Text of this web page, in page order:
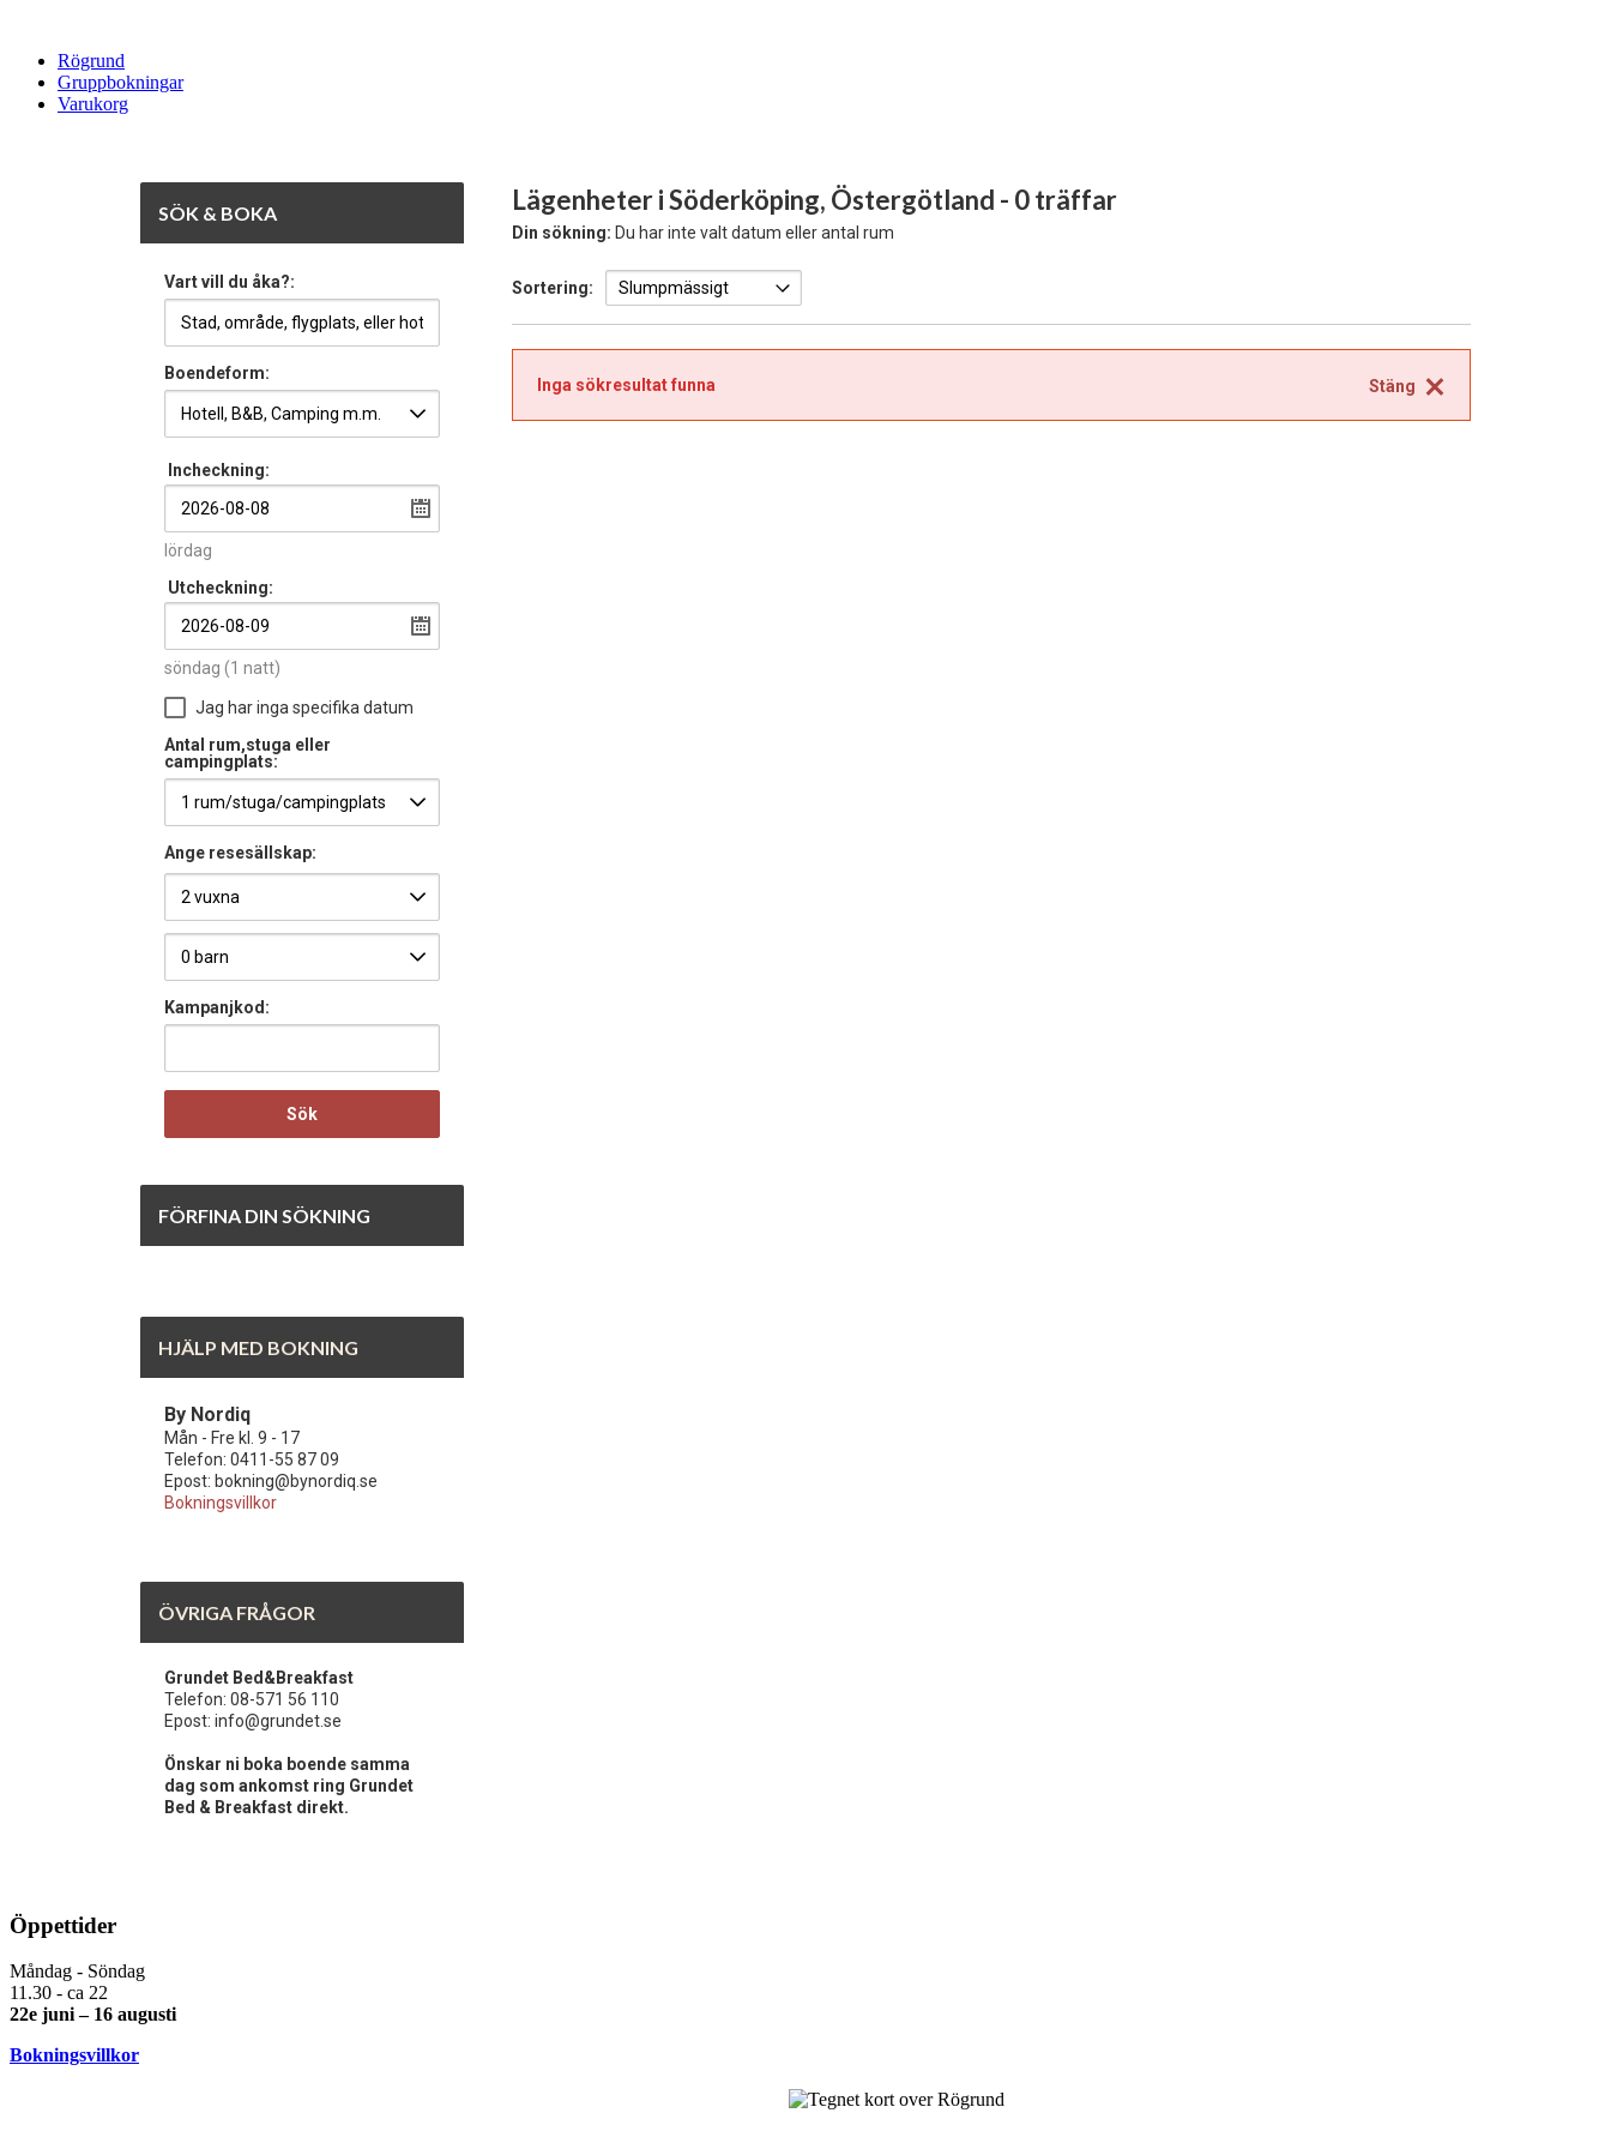
Rögrund
Gruppbokningar
Varukorg
Lägenheter i Söderköping, Östergötland - 0 träffar
Din sökning: Du har inte valt datum eller antal rum
Sortering:
Stäng
Inga sökresultat funna
SÖK & BOKA
Vart vill du åka?:
Boendeform:
Incheckning:
lördag
Utcheckning:
söndag (1 natt)
Jag har inga specifika datum
Antal rum,stuga eller
campingplats:
Ange resesällskap:
Kampanjkod:
Sök
FÖRFINA DIN SÖKNING
HJÄLP MED BOKNING
By Nordiq
Mån - Fre kl. 9 - 17
Telefon: 0411-55 87 09
Epost: bokning@bynordiq.se
Bokningsvillkor
ÖVRIGA FRÅGOR
Grundet Bed&Breakfast
Telefon: 08-571 56 110
Epost: info@grundet.se
Önskar ni boka boende samma
dag som ankomst ring Grundet
Bed & Breakfast direkt.
Öppettider
Måndag - Söndag
11.30 - ca 22
22e juni – 16 augusti
Bokningsvillkor